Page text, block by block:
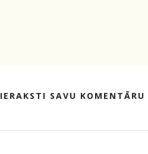
IERAKSTI SAVU KOMENTĀRU